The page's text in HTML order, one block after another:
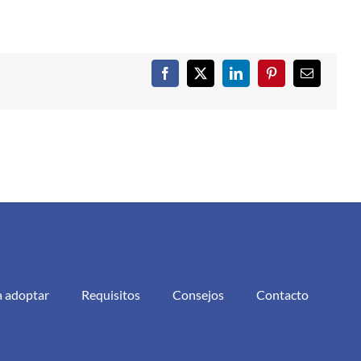
Facebook
X LinkedInPinterestCorreo
electrónico
adoptar Requisitos Consejos Contacto